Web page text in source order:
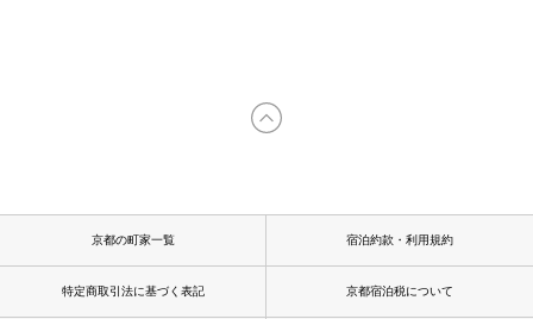
京都の町家一覧 宿泊約款・利用規約
特定商取引法に基づく表記 京都宿泊税について